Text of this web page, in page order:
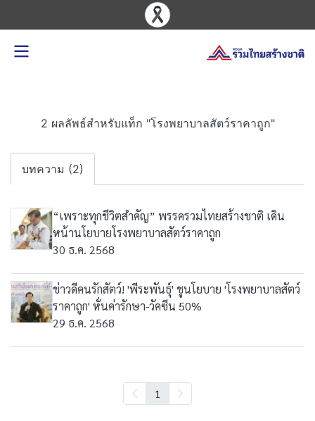
2 ผลลัพธ์สำหรับแท็ก "โรงพยาบาลสัตว์ราคาถูก"
บทความ (2)
“เพราะทุกชีวิตสำคัญ” พรรครวมไทยสร้างชาติ เดิน
หน้านโยบายโรงพยาบาลสัตว์ราคาถูก
30 ธ.ค. 2568
ข่าวดีคนรักสัตว์! 'พีระพันธุ์' ชูนโยบาย 'โรงพยาบาลสัตว์
ราคาถูก' หั่นค่ารักษา-วัคซีน 50%
29 ธ.ค. 2568
1